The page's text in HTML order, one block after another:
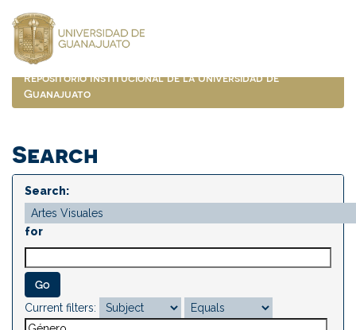
navigation
Repositorio Institucional de la Universidad de
Guanajuato
Search
Search:
for
Current filters: